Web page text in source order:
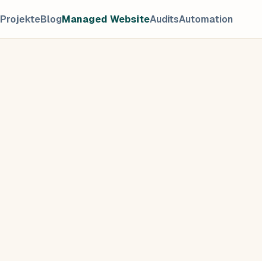
ProjekteBlogManaged WebsiteAuditsAutomation